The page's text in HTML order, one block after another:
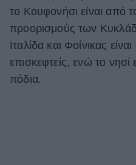
το Κουφονήσι είναι από
προορισμούς των
Ιταλίδα και Φοίνικας
επισκεφτείς, ενώ το νησί
πόδια.